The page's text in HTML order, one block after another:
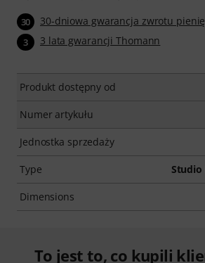
30 30-dniowa gwarancja zwrotu
3 3 lata gwarancji Thomann
Produkt dostępny od
Numer artykułu
Jednostka sprzedaży
Type
Dimensions
To jest to, co kupili